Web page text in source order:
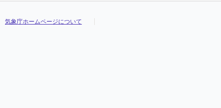
気象庁ホームページについて